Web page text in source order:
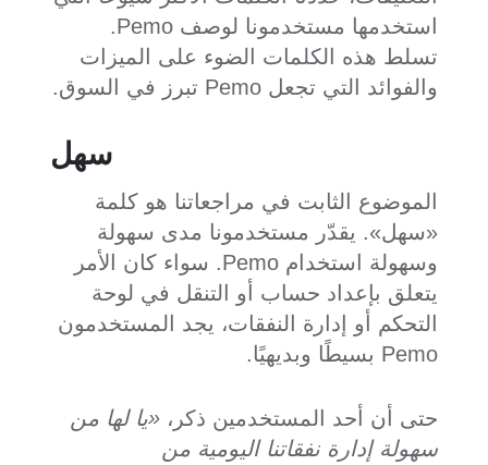
استخدمها مستخدمونا لوصف Pemo.
تسلط هذه الكلمات الضوء على الميزات
والفوائد التي تجعل Pemo تبرز في السوق.
سهل
الموضوع الثابت في مراجعاتنا هو كلمة
«سهل». يقدّر مستخدمونا مدى سهولة
وسهولة استخدام Pemo. سواء كان الأمر
يتعلق بإعداد حساب أو التنقل في لوحة
التحكم أو إدارة النفقات، يجد المستخدمون
Pemo بسيطًا وبديهيًا.
حتى أن أحد المستخدمين ذكر،«يا لها من
سهولة إدارة نفقاتنا اليومية من